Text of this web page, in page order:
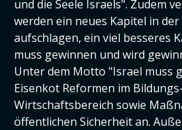
und die Seele Israels". Zudem
werden ein neues Kapitel in der
aufschlagen, ein viel besseres
muss gewinnen und wird
Unter dem Motto "Israel muss
Eisenkot Reformen im
Wirtschaftsbereich sowie
öffentlichen Sicherheit an.